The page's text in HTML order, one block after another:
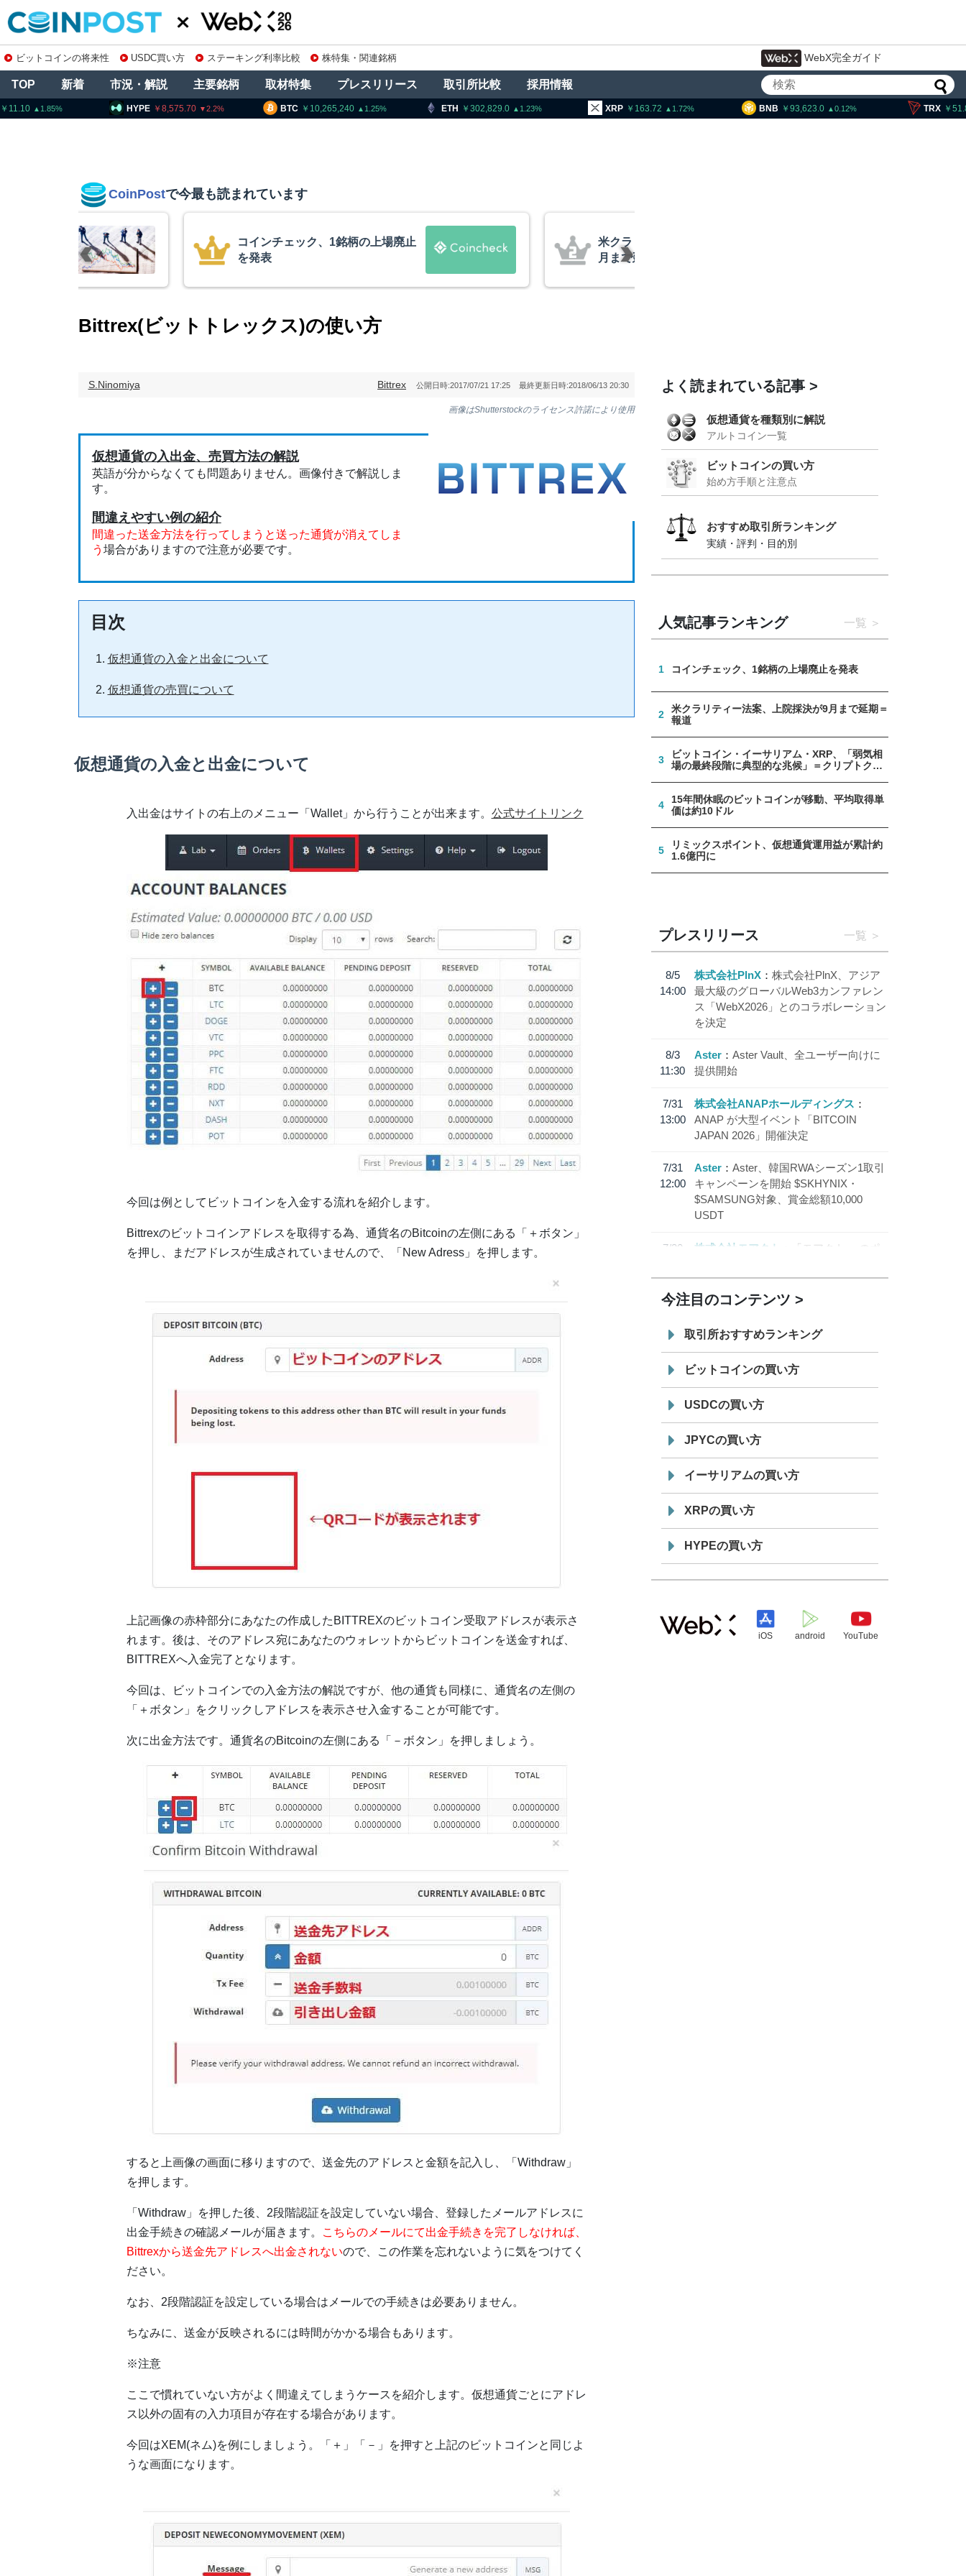
ビットコインの将来性 USDC買い方 ステーキング利率比較 株特集・関連銘柄 WebX完全ガイド
TOP 新着 市況・解説 主要銘柄 取材特集 プレスリリース 取引所比較 採用情報
10,265,240 1.25 302,829.0 1.23 163.72 1.72 93,623.0 0.12 51.80 0.21
8,575.70 2.2
CoinPostで今最も読まれています
コインチェック、1銘柄の上場廃止
を発表
米クラリティー法案、上院採決が9
月まで延期＝報道
Bittrex(ビットトレックス)の使い方
S.Ninomiya Bittrex 公開日時:2017/07/21 17:25 最終更新日時:2018/06/13 20:30
画像はShutterstockのライセンス許諾により使用
仮想通貨の入出金、売買方法の解説
英語が分からなくても問題ありません。画像付きで解説しま
す。
間違えやすい例の紹介
間違った送金方法を行ってしまうと送った通貨が消えてしま
う 場合がありますので注意が必要です。
目次
仮想通貨の入金と出金について
仮想通貨の売買について
仮想通貨の入金と出金について
入出金はサイトの右上のメニュー「Wallet」から行うことが出来ます。 公式サイトリンク
今回は例としてビットコインを入金する流れを紹介します。
Bittrexのビットコインアドレスを取得する為、通貨名のBitcoinの左側にある「＋ボタン」
を押し、まだアドレスが生成されていませんので、「New Adress」を押します。
上記画像の赤枠部分にあなたの作成したBITTREXのビットコイン受取アドレスが表示さ
れます。後は、そのアドレス宛にあなたのウォレットからビットコインを送金すれば、
BITTREXへ入金完了となります。
今回は、ビットコインでの入金方法の解説ですが、他の通貨も同様に、通貨名の左側の
「＋ボタン」をクリックしアドレスを表示させ入金することが可能です。
次に出金方法です。通貨名のBitcoinの左側にある「－ボタン」を押しましょう。
すると上画像の画面に移りますので、送金先のアドレスと金額を記入し、「Withdraw」
を押します。
「Withdraw」を押した後、2段階認証を設定していない場合、登録したメールアドレスに
出金手続きの確認メールが届きます。
こちらのメールにて出金手続きを完了しなければ、
Bittrexから送金先アドレスへ出金されないので、この作業を忘れないように気をつけてく
ださい。
なお、2段階認証を設定している場合はメールでの手続きは必要ありません。
ちなみに、送金が反映されるには時間がかかる場合もあります。
※注意
ここで慣れていない方がよく間違えてしまうケースを紹介します。仮想通貨ごとにアドレ
ス以外の固有の入力項目が存在する場合があります。
今回はXEM(ネム)を例にしましょう。「＋」「－」を押すと上記のビットコインと同じよ
うな画面になります。
よく読まれている記事
仮想通貨を種類別に解説
アルトコイン一覧
ビットコインの買い方
始め方手順と注意点
おすすめ取引所ランキング
実績・評判・目的別
人気記事ランキング 一覧
1 コインチェック、1銘柄の上場廃止を発表
2
米クラリティー法案、上院採決が9月まで延期＝
報道
3
ビットコイン・イーサリアム・XRP、「弱気相
場の最終段階に典型的な兆候」＝クリプトクア
4
15年間休眠のビットコインが移動、平均取得単
価は約10ドル
5
リミックスポイント、仮想通貨運用益が累計約
1.6億円に
プレスリリース 一覧
8/5
14:00
株式会社PlnX
株式会社PlnX、アジア
最大級のグローバルWeb3カンファレン
ス「WebX2026」とのコラボレーション
を決定
8/3
11:30
Aster
Aster Vault、全ユーザー向けに
提供開始
7/31
13:00
株式会社ANAPホールディングス
ANAP が大型イベント「BITCOIN
JAPAN 2026」開催決定
7/31
12:00
Aster
Aster、韓国RWAシーズン1取引
キャンペーンを開始 $SKHYNIX・
$SAMSUNG対象、賞金総額10,000
USDT
7/30
株式会社モアクト
「モアクト」 のポ
「 JPYC」を追加
19:30
てステーブルコイン「JPYSC」徹底解
説セミナーを開催
今注目のコンテンツ
取引所おすすめランキング
ビットコインの買い方
USDCの買い方
JPYCの買い方
イーサリアムの買い方
XRPの買い方
HYPEの買い方
iOS android YouTube